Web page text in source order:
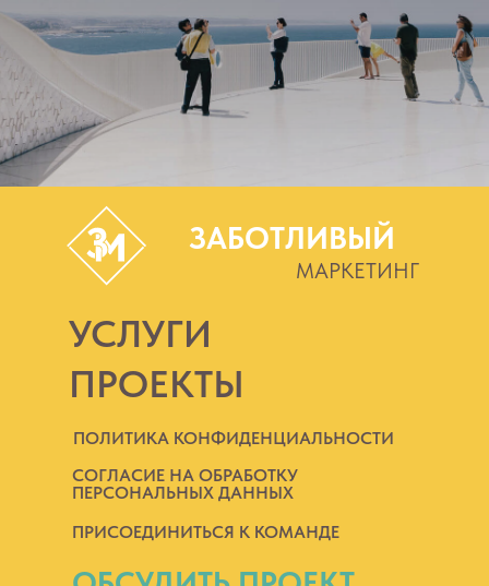
УСЛУГИ
ПРОЕКТЫ
ПРИСОЕДИНИТЬСЯ К КОМАНДЕ
СОГЛАСИЕ НА ОБРАБОТКУ
ПЕРСОНАЛЬНЫХ ДАННЫХ
МАРКЕТИНГ
ЗАБОТЛИВЫЙ
ПОЛИТИКА КОНФИДЕНЦИАЛЬНОСТИ